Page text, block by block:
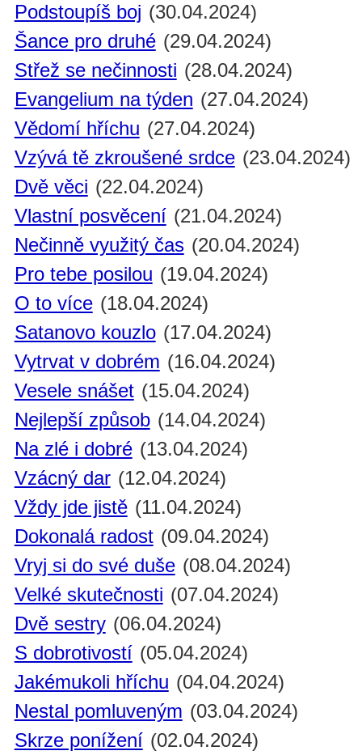
Podstoupíš boj (30.04.2024)
Šance pro druhé (29.04.2024)
Střež se nečinnosti (28.04.2024)
Evangelium na týden (27.04.2024)
Vědomí hříchu (27.04.2024)
Vzývá tě zkroušené srdce (23.04.2024)
Dvě věci (22.04.2024)
Vlastní posvěcení (21.04.2024)
Nečinně využitý čas (20.04.2024)
Pro tebe posilou (19.04.2024)
O to více (18.04.2024)
Satanovo kouzlo (17.04.2024)
Vytrvat v dobrém (16.04.2024)
Vesele snášet (15.04.2024)
Nejlepší způsob (14.04.2024)
Na zlé i dobré (13.04.2024)
Vzácný dar (12.04.2024)
Vždy jde jistě (11.04.2024)
Dokonalá radost (09.04.2024)
Vryj si do své duše (08.04.2024)
Velké skutečnosti (07.04.2024)
Dvě sestry (06.04.2024)
S dobrotivostí (05.04.2024)
Jakémukoli hříchu (04.04.2024)
Nestal pomluveným (03.04.2024)
Skrze ponížení (02.04.2024)